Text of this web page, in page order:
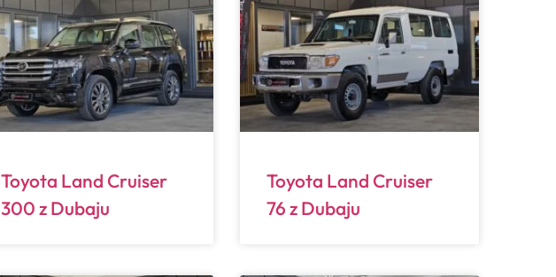
Toyota Land Cruiser
300 z Dubaju
Toyota Land Cruiser
76 z Dubaju